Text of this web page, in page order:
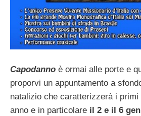
Capodanno è ormai alle porte e
proporvi un appuntamento a
natalizio che caratterizzerà i primi
anno e in particolare il 2 e il 6